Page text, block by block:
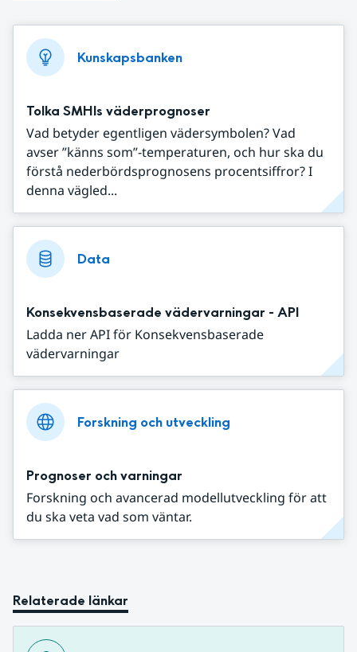
Kunskapsbanken
Tolka SMHIs väderprognoser
Vad betyder egentligen vädersymbolen? Vad
avser ”känns som”-temperaturen, och hur ska du
förstå nederbördsprognosens procentsiffror? I
denna vägled...
Data
Konsekvensbaserade vädervarningar - API
Ladda ner API för Konsekvensbaserade
vädervarningar
Forskning och utveckling
Prognoser och varningar
Forskning och avancerad modellutveckling för att
du ska veta vad som väntar.
Relaterade länkar